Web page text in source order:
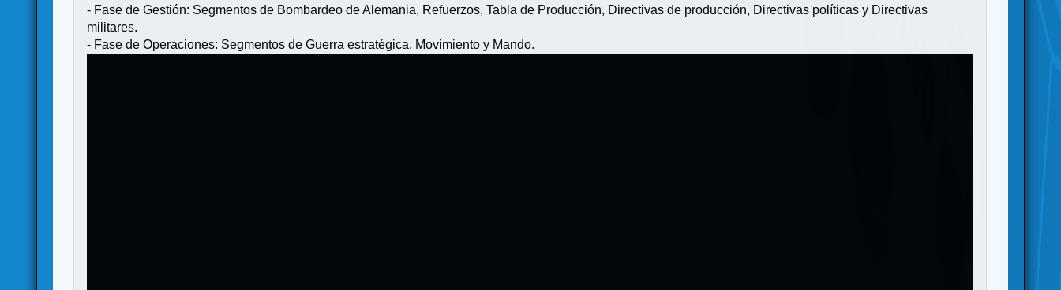
- Fase de Gestión: Segmentos de Bombardeo de Alemania, Refuerzos, Tabla de Producción, Directivas de producción, Directivas políticas y Directivas
militares.
- Fase de Operaciones: Segmentos de Guerra estratégica, Movimiento y Mando.